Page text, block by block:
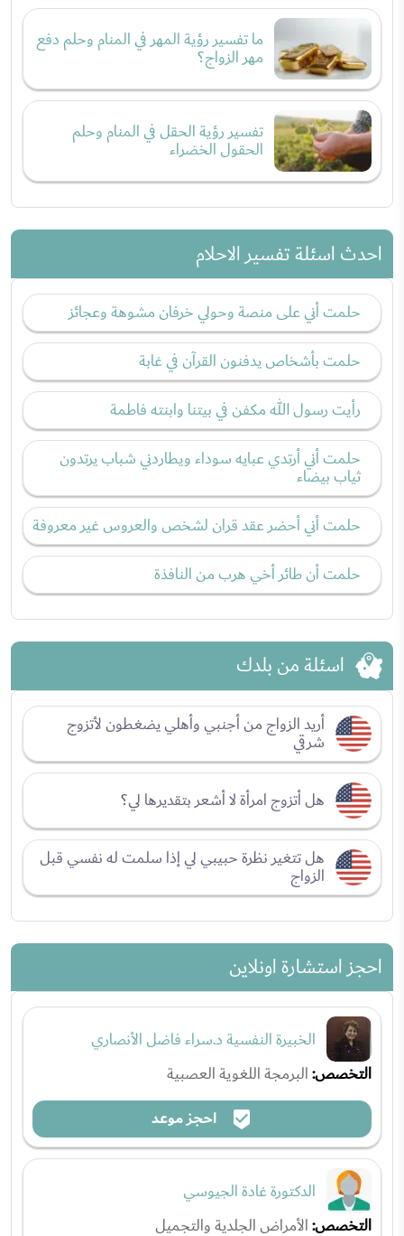
ما تفسير رؤية المهر في المنام وحلم دفع
مهر الزواج؟
تفسير رؤية الحقل في المنام وحلم
الحقول الخضراء
احدث اسئلة تفسير الاحلام
حلمت أني على منصة وحولي خرفان مشوهة وعجائز
حلمت بأشخاص يدفنون القرآن في غابة
رأيت رسول الله مكفن في بيتنا وابنته فاطمة
حلمت أني أرتدي عبايه سوداء ويطاردني شباب يرتدون
ثياب بيضاء
حلمت أني أحضر عقد قران لشخص والعروس غير معروفة
حلمت أن طائر أخي هرب من النافذة
اسئلة من بلدك
أريد الزواج من أجنبي وأهلي يضغطون لأتزوج
شرقي
هل أتزوج امرأة لا أشعر بتقديرها لي؟
هل تتغير نظرة حبيبي لي إذا سلمت له نفسي قبل
الزواج
احجز استشارة اونلاين
الخبيرة النفسية د.سراء فاضل الأنصاري
التخصص:البرمجة اللغوية العصبية
احجز موعد
الدكتورة غادة الجيوسي
التخصص:الأمراض الجلدية والتجميل